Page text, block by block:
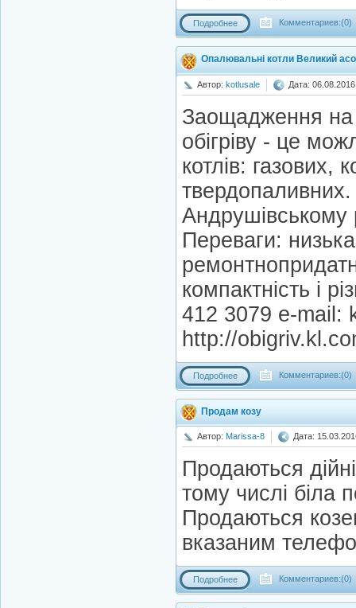
Подробнее Комментариев:(0)
Опалювальні котли Великий
Автор: kotlusale Дата: 06.08.2016
Заощадження на
обігріву - це
котлів: газових,
твердопаливних.
Андрушівському
Переваги:
компактність і
412 3079 e-mail:
http://
Подробнее Комментариев:(0)
Продам козу
Автор: Marissa-8 Дата:
Продаються
тому числі біла
Продаються
вказаним
Подробнее Комментариев:(0)